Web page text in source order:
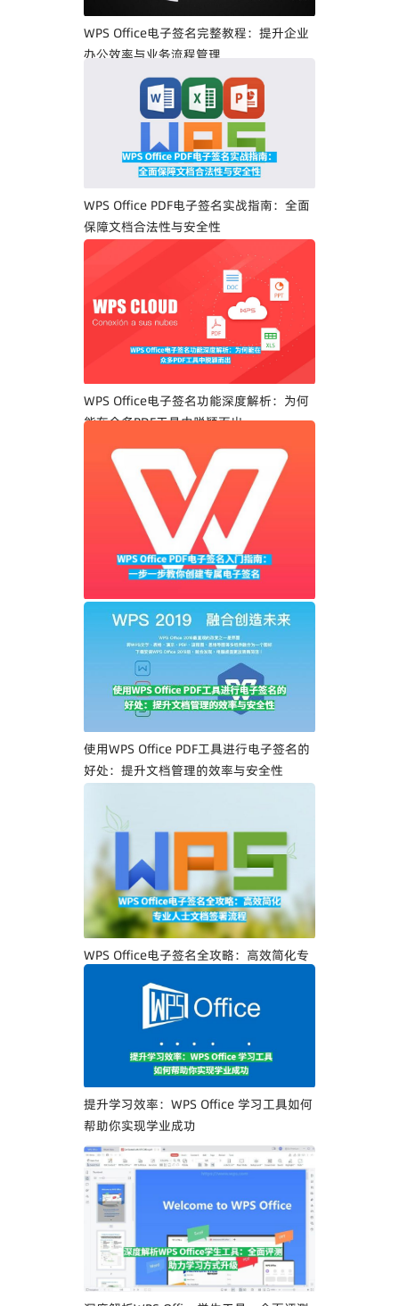
WPS Office电子签名完整教程：提升企业
办公效率与业务流程管理
WPS Office PDF电子签名实战指南：全面
保障文档合法性与安全性
WPS Office电子签名功能深度解析：为何
能在众多PDF工具中脱颖而出
WPS Office PDF电子签名入门指南：一步
一步教你创建专属电子签名
使用WPS Office PDF工具进行电子签名的
好处：提升文档管理的效率与安全性
WPS Office电子签名全攻略：高效简化专
提升学习效率：WPS Office 学习工具如何
帮助你实现学业成功